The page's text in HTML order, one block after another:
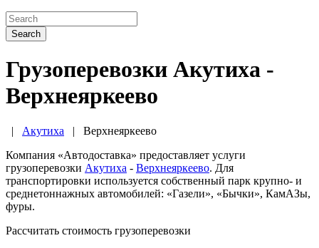
Search
Грузоперевозки Акутиха -
Верхнеяркеево
| Акутиха | Верхнеяркеево
Компания «Автодоставка» предоставляет услуги
грузоперевозки Акутиха - Верхнеяркеево. Для
транспортировки используется собственный парк крупно- и
среднетоннажных автомобилей: «Газели», «Бычки», КамАЗы,
фуры.
Рассчитать стоимость грузоперевозки